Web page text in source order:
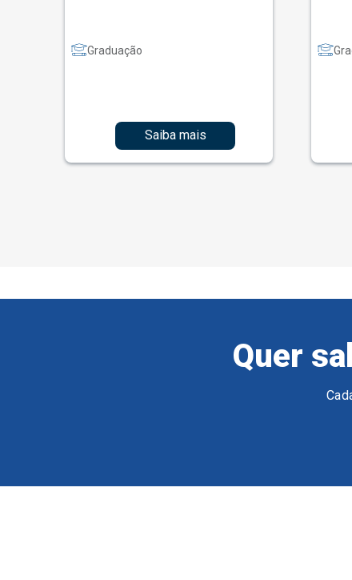
Graduação
Saiba mais
Quer